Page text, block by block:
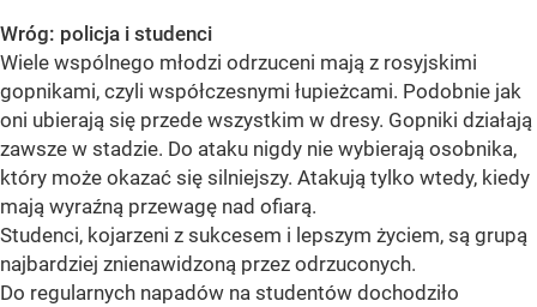
Wróg: policja i studenci
Wiele wspólnego młodzi odrzuceni mają z rosyjskimi
gopnikami, czyli współczesnymi łupieżcami. Podobnie jak
oni ubierają się przede wszystkim w dresy. Gopniki działają
zawsze w stadzie. Do ataku nigdy nie wybierają osobnika,
który może okazać się silniejszy. Atakują tylko wtedy, kiedy
mają wyraźną przewagę nad ofiarą.
Studenci, kojarzeni z sukcesem i lepszym życiem, są grupą
najbardziej znienawidzoną przez odrzuconych.
Do regularnych napadów na studentów dochodziło